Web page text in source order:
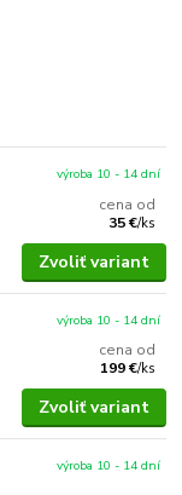
cena od
35 €/ks
výroba 10 - 14 dní
Zvoliť variant
cena od
199 €/ks
výroba 10 - 14 dní
Zvoliť variant
výroba 10 - 14 dní